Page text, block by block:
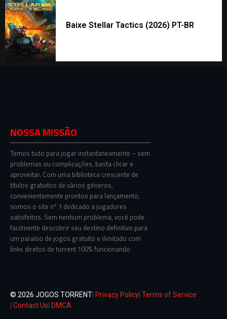
Baixe Stellar Tactics (2026) PT-BR
NOSSA MISSÃO
Temos tudo para jogar instantaneamente – sem
problemas ou complicações, basta clicar e
aproveitar. Com uma biblioteca crescente de
títulos gratuitos de vários gêneros,
convenientemente prontos para lançamento,
somos o site nº 1 dedicado a jogadores
satisfeitos. Sem nenhum problema, você pode
facilmente descobrir seu destino definitivo para
um paraíso de jogos gratuito e ilimitado com
links diretos de torrent 100% funcionando
© 2026 JOGOS TORRENT Privacy Policy Terms of Service
Contact Us DMCA